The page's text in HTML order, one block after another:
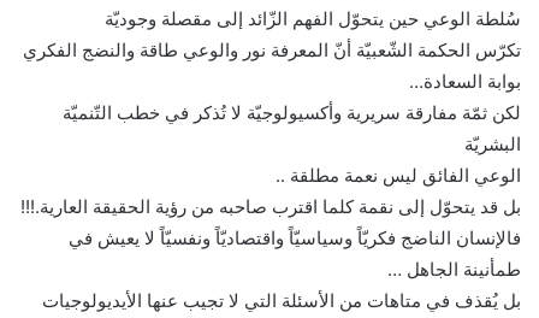
سُلطة الوعي حين يتحوّل الفهم الزّائد إلى مقصلة وجوديّة
تكرّس الحكمة الشّعبيّة أنّ المعرفة نور والوعي طاقة والنضج الفكري
بوابة السعادة…
لكن ثمّة مفارقة سريرية وأكسيولوجيّة لا تُذكر في خطب التّنميّة
البشريّة
الوعي الفائق ليس نعمة مطلقة ..
بل قد يتحوّل إلى نقمة كلما اقترب صاحبه من رؤية الحقيقة العارية.!!!
فالإنسان الناضج فكريّاً وسياسيّاً واقتصاديّاً ونفسيّاً لا يعيش في
طمأنينة الجاهل …
بل يُقذف في متاهات من الأسئلة التي لا تجيب عنها الأيديولوجيات